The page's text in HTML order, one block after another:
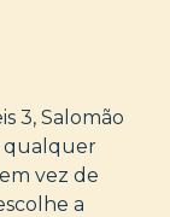
3, Salomão
qualquer
vez de
a